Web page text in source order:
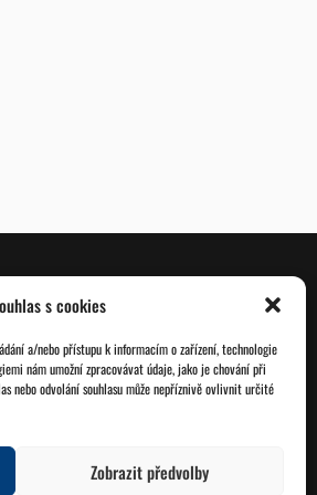
s cookies
a/nebo přístupu k informacím o zařízení, technologie
nám umožní zpracovávat údaje, jako je chování při
nebo odvolání souhlasu může nepříznivě ovlivnit určité
Zobrazit předvolby
Databáze legionářů
Pro členy